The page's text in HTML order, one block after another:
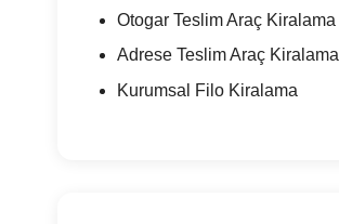
Otogar Teslim Araç Kiralama
Adrese Teslim Araç Kiralama
Kurumsal Filo Kiralama